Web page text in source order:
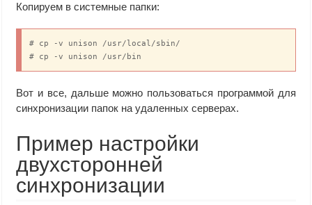
Копируем в системные папки:
# cp -v unison /usr/local/sbin/
# cp -v unison /usr/bin
Вот и все, дальше можно пользоваться программой для
синхронизации папок на удаленных серверах.
Пример настройки
двухсторонней
синхронизации